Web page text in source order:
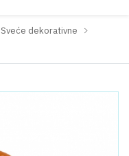
Sveće dekorativne